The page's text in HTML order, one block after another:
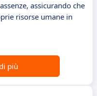
assicurando che
risorse umane in
più